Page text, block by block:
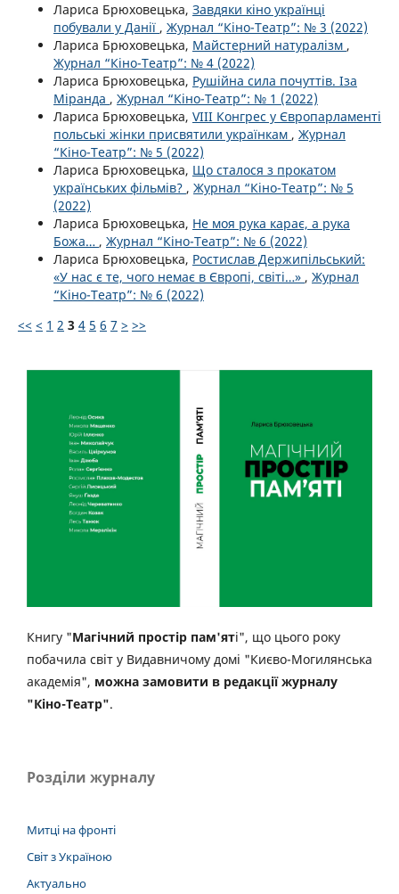
Лариса Брюховецька, Завдяки кіно українці
побували у Данії , Журнал “Кіно-Театр”: № 3 (2022)
Лариса Брюховецька, Майстерний натуралізм ,
Журнал “Кіно-Театр”: № 4 (2022)
Лариса Брюховецька, Рушійна сила почуттів. Іза
Міранда , Журнал “Кіно-Театр”: № 1 (2022)
Лариса Брюховецька, VІІІ Конгрес у Європарламенті
польські жінки присвятили українкам , Журнал
“Кіно-Театр”: № 5 (2022)
Лариса Брюховецька, Що сталося з прокатом
українських фільмів? , Журнал “Кіно-Театр”: № 5
(2022)
Лариса Брюховецька, Не моя рука карає, а рука
Божа… , Журнал “Кіно-Театр”: № 6 (2022)
Лариса Брюховецька, Ростислав Держипільський:
«У нас є те, чого немає в Європі, світі…» , Журнал
“Кіно-Театр”: № 6 (2022)
<< < 1 2 3 4 5 6 7 > >>
Книгу "Магічний простір пам'яті", що цього року
побачила світ у Видавничому домі "Києво-Могилянська
академія", можна замовити в редакції журналу
"Кіно-Театр".
Розділи журналу
Митці на фронті
Світ з Україною
Актуально